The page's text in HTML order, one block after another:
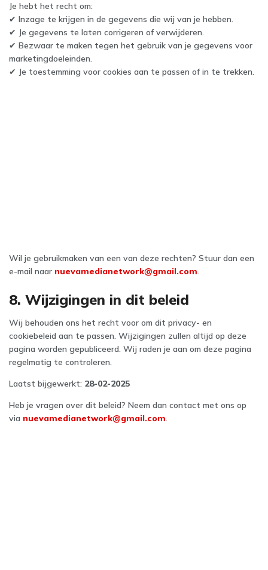
Je hebt het recht om:
✔ Inzage te krijgen in de gegevens die wij van je hebben.
✔ Je gegevens te laten corrigeren of verwijderen.
✔ Bezwaar te maken tegen het gebruik van je gegevens voor
marketingdoeleinden.
✔ Je toestemming voor cookies aan te passen of in te trekken.
Wil je gebruikmaken van een van deze rechten? Stuur dan een
e-mail naar nuevamedianetwork@gmail.com.
8. Wijzigingen in dit beleid
Wij behouden ons het recht voor om dit privacy- en
cookiebeleid aan te passen. Wijzigingen zullen altijd op deze
pagina worden gepubliceerd. Wij raden je aan om deze pagina
regelmatig te controleren.
Laatst bijgewerkt: 28-02-2025
Heb je vragen over dit beleid? Neem dan contact met ons op
via nuevamedianetwork@gmail.com.